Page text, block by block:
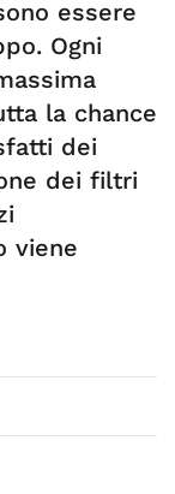
essere
Ogni
la chance
dei
dei filtri
viene